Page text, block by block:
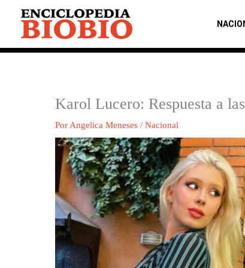
contenido
Karol Lucero: Respuesta a
Por Angelica Meneses / Nacional